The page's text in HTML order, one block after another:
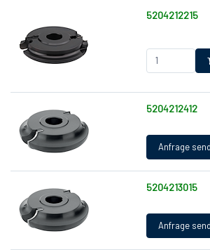
5204212215
5204212412
5204213015